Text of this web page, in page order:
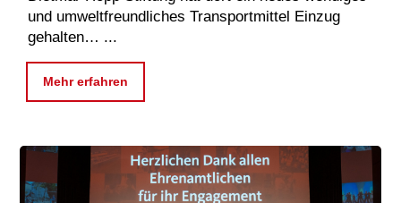
und umweltfreundliches Transportmittel Einzug
gehalten… ...
Mehr erfahren